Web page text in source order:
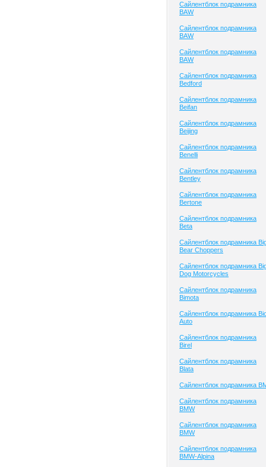
Сайлентблок подрамника
BAW
Сайлентблок подрамника
BAW
Сайлентблок подрамника
BAW
Сайлентблок подрамника
Bedford
Сайлентблок подрамника
Beifan
Сайлентблок подрамника
Beijing
Сайлентблок подрамника
Benelli
Сайлентблок подрамника
Bentley
Сайлентблок подрамника
Bertone
Сайлентблок подрамника
Beta
Сайлентблок подрамника
Bear Choppers
Сайлентблок подрамника
Dog Motorcycles
Сайлентблок подрамника
Bimota
Сайлентблок подрамника
Auto
Сайлентблок подрамника
Birel
Сайлентблок подрамника
Blata
Сайлентблок подрамника
Сайлентблок подрамника
BMW
Сайлентблок подрамника
BMW
Сайлентблок подрамника
BMW-Alpina